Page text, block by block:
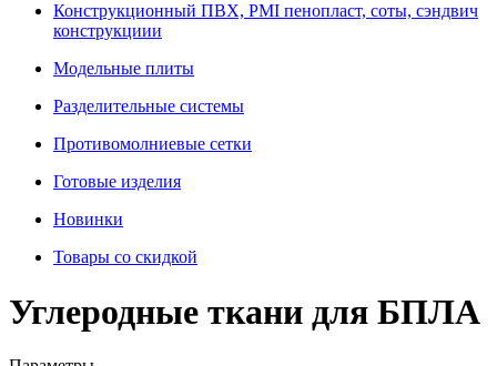
Конструкционный ПВХ, PMI пенопласт, соты, сэндвич
конструкциии
Модельные плиты
Разделительные системы
Противомолниевые сетки
Готовые изделия
Новинки
Товары со скидкой
Углеродные ткани для БПЛА